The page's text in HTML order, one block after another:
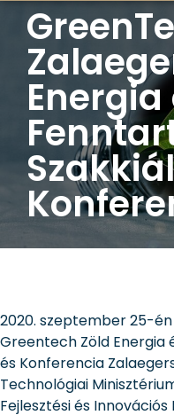
Energia
2020. szeptember 25-
Greentech Zöld Energia
és Konferencia
Technológiai
Fejlesztési és